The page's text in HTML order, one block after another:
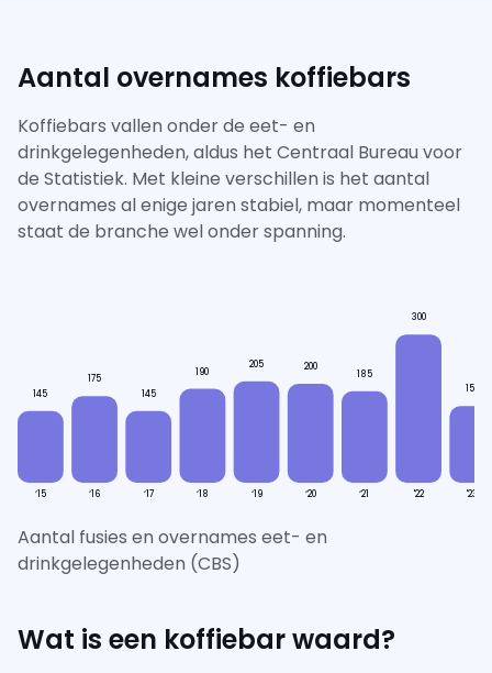
Aantal overnames koffiebars
Koffiebars vallen onder de eet- en
drinkgelegenheden, aldus het Centraal Bureau voor
de Statistiek. Met kleine verschillen is het aantal
overnames al enige jaren stabiel, maar momenteel
staat de branche wel onder spanning.
‘15 ‘16 ‘17 ‘18 ‘19 ‘20 ‘21 '22 '23
145
175
145
190
205 200
185
300
155
Aantal fusies en overnames eet- en
drinkgelegenheden (CBS)
Wat is een koffiebar waard?